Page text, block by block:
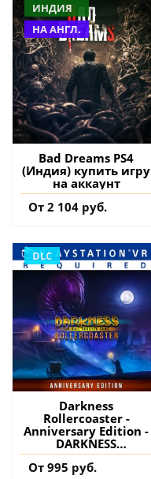
ИНДИЯ
НА АНГЛ.
Bad Dreams PS4
(Индия) купить игру
на аккаунт
От 2 104 руб.
DLC
Darkness
Rollercoaster -
Anniversary Edition -
DARKNESS
ROLLERCOASTER -
Ultimate Shooter
От 995 руб.